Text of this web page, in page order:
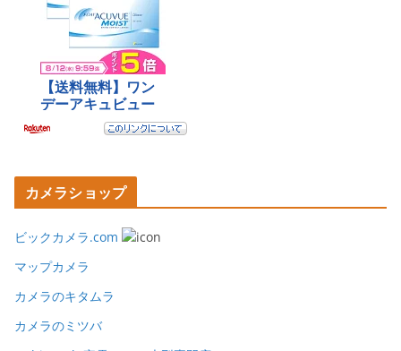
カメラショップ
ビックカメラ.com
マップカメラ
カメラのキタムラ
カメラのミツバ